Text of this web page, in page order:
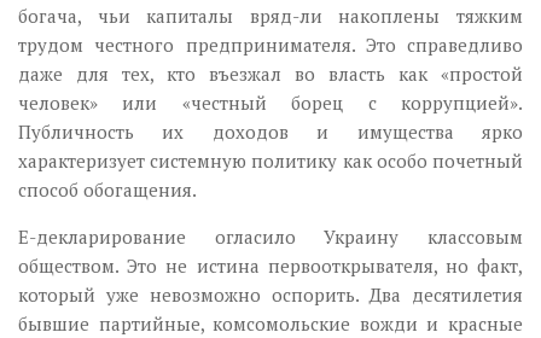
богача, чьи капиталы вряд-ли накоплены тяжким
трудом честного предпринимателя. Это справедливо
даже для тех, кто въезжал во власть как «простой
человек» или «честный борец с коррупцией».
Публичность их доходов и имущества ярко
характеризует системную политику как особо почетный
способ обогащения.
Е-декларирование огласило Украину классовым
обществом. Это не истина первооткрывателя, но факт,
который уже невозможно оспорить. Два десятилетия
бывшие партийные, комсомольские вожди и красные